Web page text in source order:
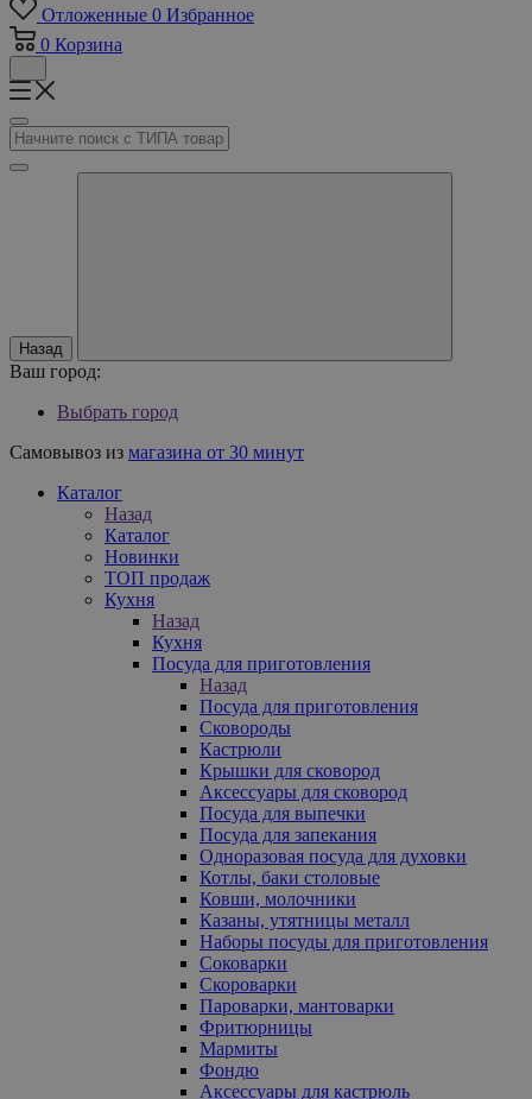
Отложенные 0 Избранное
0 Корзина
Назад
Ваш город:
Выбрать город
Самовывоз из магазина от 30 минут
Каталог
Назад
Каталог
Новинки
ТОП продаж
Кухня
Назад
Кухня
Посуда для приготовления
Назад
Посуда для приготовления
Сковороды
Кастрюли
Крышки для сковород
Аксессуары для сковород
Посуда для выпечки
Посуда для запекания
Одноразовая посуда для духовки
Котлы, баки столовые
Ковши, молочники
Казаны, утятницы металл
Наборы посуды для приготовления
Соковарки
Скороварки
Пароварки, мантоварки
Фритюрницы
Мармиты
Фондю
Аксессуары для кастрюль